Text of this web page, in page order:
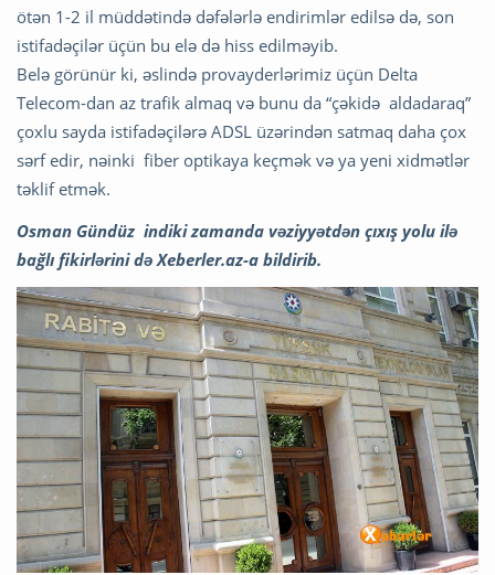
ötən 1-2 il müddətində dəfələrlə endirimlər edilsə də, son
istifadəçilər üçün bu elə də hiss edilməyib.
Belə görünür ki, əslində provayderlərimiz üçün Delta
Telecom-dan az trafik almaq və bunu da “çəkidə aldadaraq”
çoxlu sayda istifadəçilərə ADSL üzərindən satmaq daha çox
sərf edir, nəinki fiber optikaya keçmək və ya yeni xidmətlər
təklif etmək.
Osman Gündüz indiki zamanda vəziyyətdən çıxış yolu ilə
bağlı fikirlərini də Xeberler.az-a bildirib.